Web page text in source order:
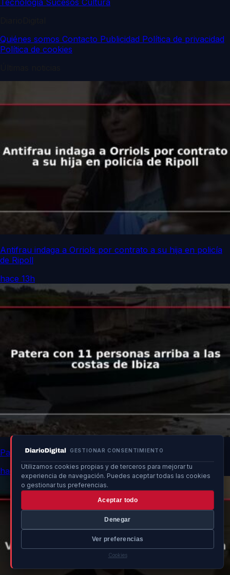
GESTIONAR CONSENTIMIENTO
Utilizamos cookies propias y de terceros para mejorar tu
experiencia de navegación. Puedes aceptar todas las cookies
o gestionar tus preferencias.
Aceptar todo
Denegar
Ver preferencias
Cookies
Tecnología Sucesos Cultura
Quiénes somos Contacto Publicidad Política de privacidad
Política de cookies
Antifrau indaga a Orriols por contrato a su hija en policía
de Ripoll
hace 13h
Patera con 11 personas arriba a las costas de Ibiza
hace 13h